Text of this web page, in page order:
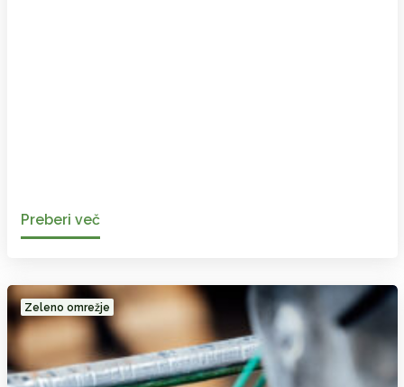
Preberi več
Zeleno omrežje